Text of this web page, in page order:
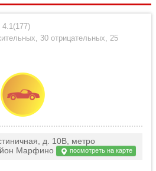
4.1(177)
, 30 отрицательных, 25
д. 10В, метро
Марфино
посмотреть на карте